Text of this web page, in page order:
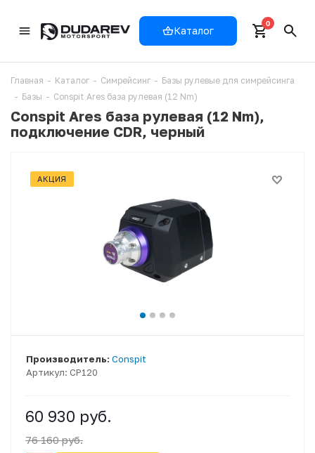
Каталог
0
Главная - Каталог - Симрейсинг - Базы рулевые для симрейсинга
- Базы - Conspit Ares база рулевая (12 Nm)
Conspit Ares база рулевая (12 Nm),
подключение CDR, черный
АКЦИЯ
Артикул: CP120
Производитель: Conspit
60 930 руб.
76 160 руб.